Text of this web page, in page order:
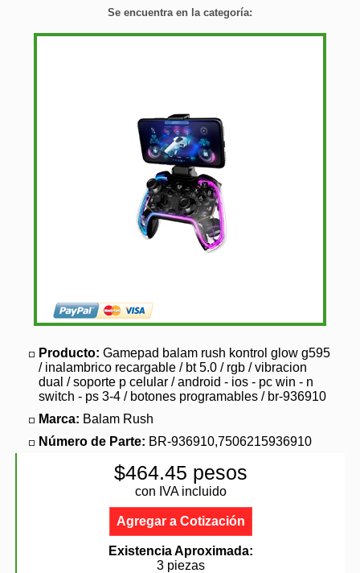
Se encuentra en la categoría:
Producto: Gamepad balam rush kontrol glow g595
/ inalambrico recargable / bt 5.0 / rgb / vibracion
dual / soporte p celular / android - ios - pc win - n
switch - ps 3-4 / botones programables / br-936910
Marca: Balam Rush
Número de Parte: BR-936910,7506215936910
$464.45 pesos
con IVA incluido
Agregar a Cotización
Existencia Aproximada:
3 piezas